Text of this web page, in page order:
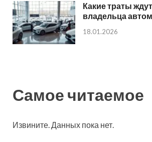
Какие траты
владельца
18.01.2026
Самое читаемое
Извините. Данных пока нет.